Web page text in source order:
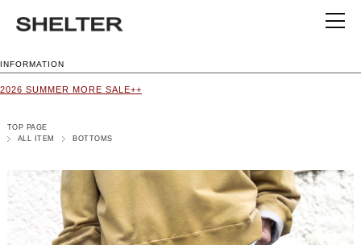
INFORMATION
2026 SUMMER MORE SALE++
TOP PAGE
ALL ITEM
BOTTOMS